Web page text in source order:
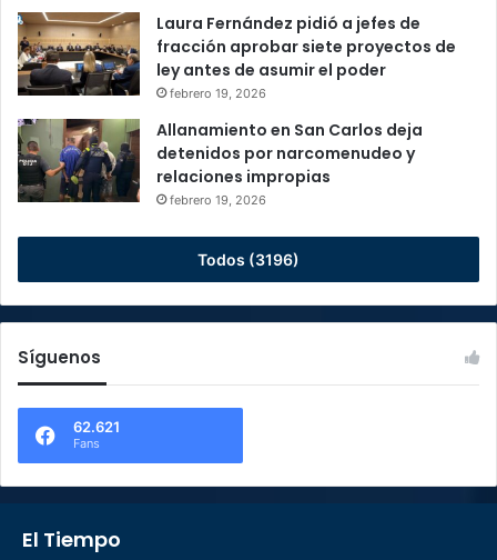
Laura Fernández pidió a jefes de
fracción aprobar siete proyectos de
ley antes de asumir el poder
febrero 19, 2026
Allanamiento en San Carlos deja
detenidos por narcomenudeo y
relaciones impropias
febrero 19, 2026
Todos (3196)
Síguenos
62.621
Fans
El Tiempo